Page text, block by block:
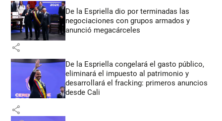
De la Espriella dio por terminadas las
negociaciones con grupos armados y
anunció megacárceles
share
De la Espriella congelará el gasto público,
eliminará el impuesto al patrimonio y
desarrollará el fracking: primeros anuncios
desde Cali
share